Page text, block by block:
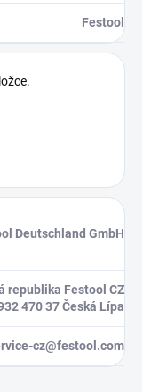
Festool
Deutschland GmbH
republika Festool CZ
470 37 Česká Lípa
cz@festool.com